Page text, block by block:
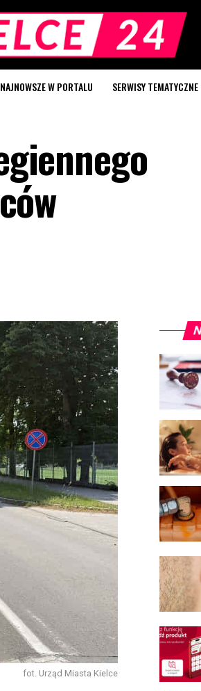
NAJNOWSZE W PORTALU SERWISY TEMATYCZNE
fot. Urząd Miasta Kielce